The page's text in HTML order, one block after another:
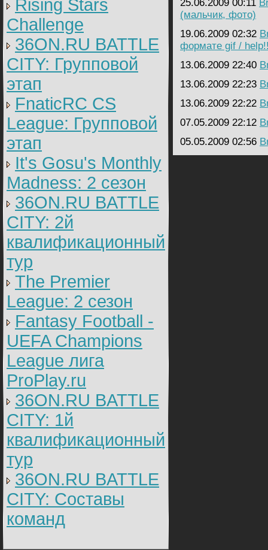
Rising Stars
Challenge
36ON.RU BATTLE
CITY: Групповой
этап
FnaticRC CS
League: Групповой
этап
It's Gosu's Monthly
Madness: 2 сезон
36ON.RU BATTLE
CITY: 2й
квалификационный
тур
The Premier
League: 2 cезон
Fantasy Football -
UEFA Champions
League лига
ProPlay.ru
36ON.RU BATTLE
CITY: 1й
квалификационный
тур
36ON.RU BATTLE
CITY: Составы
команд
25.06.2009 00:11
(мальчик, фото)
19.06.2009 02:32
формате gif /
13.06.2009 22:40
13.06.2009 22:23
13.06.2009 22:22
07.05.2009 22:12
05.05.2009 02:56